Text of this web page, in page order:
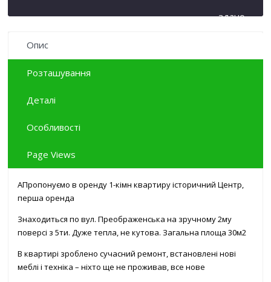
здано
Опис
Розташування
Деталі
Особливості
Page Views
AПропонуємо в оренду 1-кімн квартиру історичний Центр,
перша оренда
Знаходиться по вул. Преображенська на зручному 2му
поверсі з 5ти. Дуже тепла, не кутова. Загальна площа 30м2
В квартирі зроблено сучасний ремонт, встановлені нові
меблі і техніка – ніхто ще не проживав, все нове